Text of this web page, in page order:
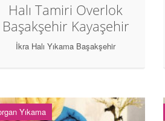
Halı Tamiri Overlok
Başakşehir Kayaşehir
İkra Halı Yıkama Başakşehir
Yıkama